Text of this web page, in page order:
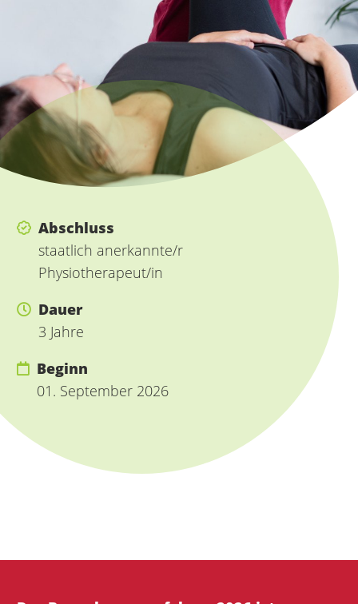
Abschluss
staatlich anerkannte/r
Physiotherapeut/in
Dauer
3 Jahre
Beginn
01. September 2026